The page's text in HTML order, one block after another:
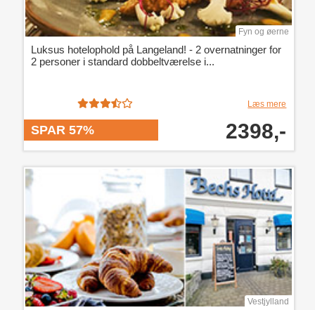
Fyn og øerne
Luksus hotelophold på Langeland! - 2 overnatninger for
2 personer i standard dobbeltværelse i...
Læs mere
SPAR 57% 2398,-
Vestjylland